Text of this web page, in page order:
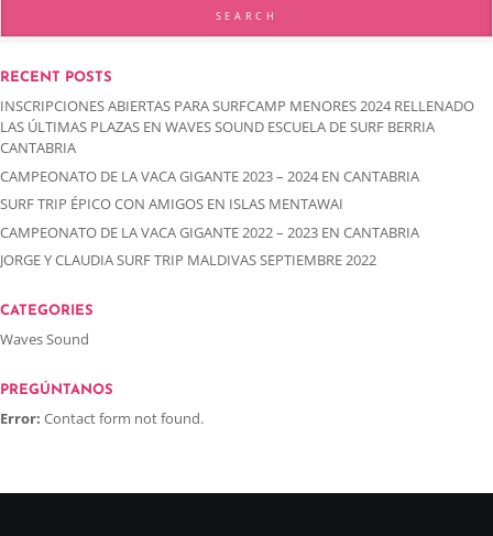
RECENT POSTS
INSCRIPCIONES ABIERTAS PARA SURFCAMP MENORES 2024 RELLENADO
LAS ÚLTIMAS PLAZAS EN WAVES SOUND ESCUELA DE SURF BERRIA
CANTABRIA
CAMPEONATO DE LA VACA GIGANTE 2023 – 2024 EN CANTABRIA
SURF TRIP ÉPICO CON AMIGOS EN ISLAS MENTAWAI
CAMPEONATO DE LA VACA GIGANTE 2022 – 2023 EN CANTABRIA
JORGE Y CLAUDIA SURF TRIP MALDIVAS SEPTIEMBRE 2022
CATEGORIES
Waves Sound
PREGÚNTANOS
Error: Contact form not found.